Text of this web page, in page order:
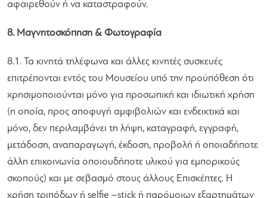
αφαιρεθούν ή να καταστραφούν.
8. Μαγνητοσκόπηση & Φωτογραφία
8.1. Τα κινητά τηλέφωνα και άλλες κινητές συσκευές
επιτρέπονται εντός του Μουσείου υπό την προϋπόθεση ότι
χρησιμοποιούνται μόνο για προσωπική και ιδιωτική χρήση
(η οποία, προς αποφυγή αμφιβολιών και ενδεικτικά και
μόνο, δεν περιλαμβάνει τη λήψη, καταγραφή, εγγραφή,
μετάδοση, αναπαραγωγή, έκδοση, προβολή ή οποιαδήποτε
άλλη επικοινωνία οποιουδήποτε υλικού για εμπορικούς
σκοπούς) και με σεβασμό στους άλλους Επισκέπτες. Η
χρήση τριπόδων ή selfie –stick ή παρόμοιων εξαρτημάτων